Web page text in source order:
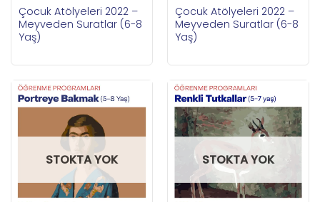
Çocuk Atölyeleri 2022 –
Meyveden Suratlar (6-8
Yaş)
Çocuk Atölyeleri 2022 –
Meyveden Suratlar (6-8
Yaş)
STOKTA YOK STOKTA YOK